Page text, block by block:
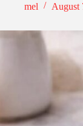
mel
August